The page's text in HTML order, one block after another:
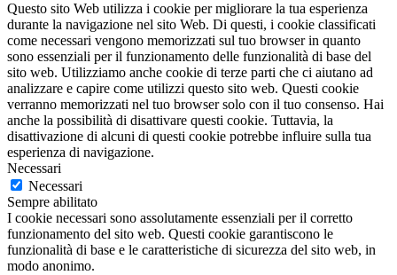
Questo sito Web utilizza i cookie per migliorare la tua esperienza
durante la navigazione nel sito Web. Di questi, i cookie classificati
come necessari vengono memorizzati sul tuo browser in quanto
sono essenziali per il funzionamento delle funzionalità di base del
sito web. Utilizziamo anche cookie di terze parti che ci aiutano ad
analizzare e capire come utilizzi questo sito web. Questi cookie
verranno memorizzati nel tuo browser solo con il tuo consenso. Hai
anche la possibilità di disattivare questi cookie. Tuttavia, la
disattivazione di alcuni di questi cookie potrebbe influire sulla tua
esperienza di navigazione.
Necessari
Necessari
Sempre abilitato
I cookie necessari sono assolutamente essenziali per il corretto
funzionamento del sito web. Questi cookie garantiscono le
funzionalità di base e le caratteristiche di sicurezza del sito web, in
modo anonimo.